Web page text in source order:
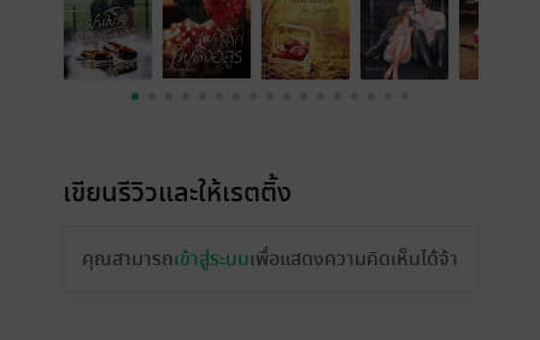
เขียนรีวิวและให้เรตติ้ง
คุณสามารถเข้าสู่ระบบเพื่อแสดงความคิดเห็นได้จ้า